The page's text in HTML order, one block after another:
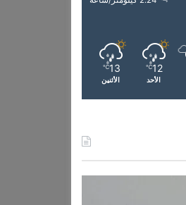
12
℃
الأحد
13
℃
الأثنين